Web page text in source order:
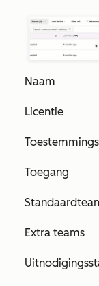
Naam
Licentie
Toegang
Extra teams